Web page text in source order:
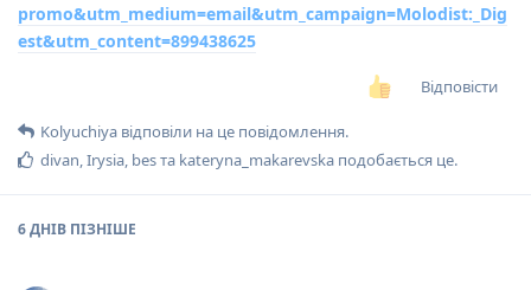
promo&utm_medium=email&utm_campaign=Molodist:_Dig
est&utm_content=899438625
Відповісти
Kolyuchiya відповіли на це повідомлення.
divan,Irysia, besта kateryna_makarevska подобається це.
6 ДНІВ ПІЗНІШЕ